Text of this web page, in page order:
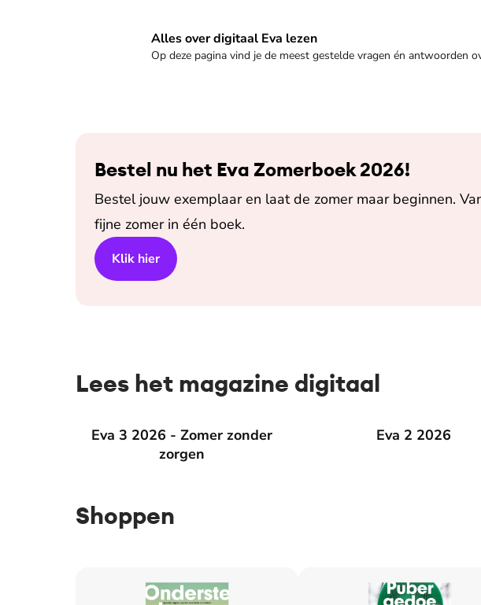
Alles over digitaal Eva lezen
Op deze pagina vind je de meest gestelde vragen én antwoorden
Veelgestelde vragen
Bestel nu het Eva Zomerboek 2026!
Bestel jouw exemplaar en laat de zomer maar beginnen.
fijne zomer in één boek.
Klik hier
Lees het magazine digitaal
Eva 3 2026 - Zomer zonder
zorgen
Eva 3 2026 - Zomer zonder zorgen Eva 2 2026
Shoppen